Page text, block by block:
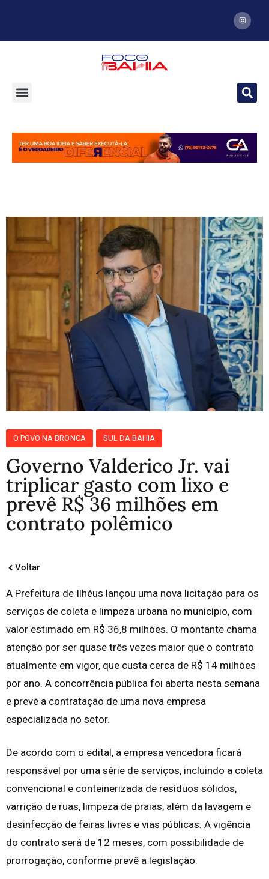
O POVO NA BRONCA SUL DA BAHIA
Governo Valderico Jr. vai
triplicar gasto com lixo e
prevê R$ 36 milhões em
contrato polêmico
Voltar
A Prefeitura de Ilhéus lançou uma nova licitação para os
serviços de coleta e limpeza urbana no município, com
valor estimado em R$ 36,8 milhões. O montante chama
atenção por ser quase três vezes maior que o contrato
atualmente em vigor, que custa cerca de R$ 14 milhões
por ano. A concorrência pública foi aberta nesta semana
e prevê a contratação de uma nova empresa
especializada no setor.
De acordo com o edital, a empresa vencedora ficará
responsável por uma série de serviços, incluindo a coleta
convencional e conteinerizada de resíduos sólidos,
varrição de ruas, limpeza de praias, além da lavagem e
desinfecção de feiras livres e vias públicas. A vigência
do contrato será de 12 meses, com possibilidade de
prorrogação, conforme prevê a legislação.